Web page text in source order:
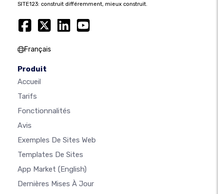
SITE123: construit différemment, mieux construit.
Français
Produit
Accueil
Tarifs
Fonctionnalités
Avis
Exemples De Sites Web
Templates De Sites
App Market (English)
Dernières Mises À Jour